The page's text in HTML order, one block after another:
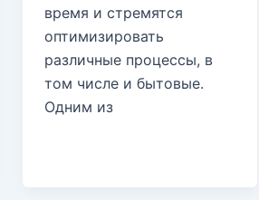
время и стремятся
оптимизировать
различные процессы, в
том числе и бытовые.
Одним из